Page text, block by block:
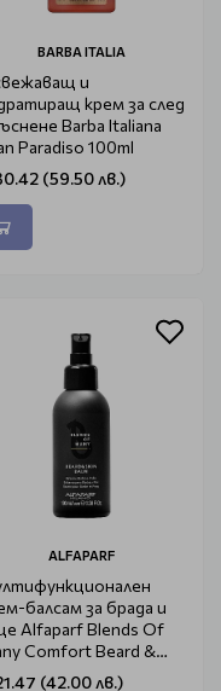
BARBA ITALIA
и
крем за след
Barba Italiana
Paradiso 100ml
(59.50 лв.)
ALFAPARF
балсам за брада и
Alfaparf Blends Of
Comfort Beard &
Balm 100ml
(42.00 лв.)